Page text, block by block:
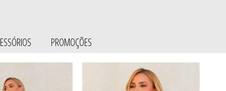
PROMOÇÕES